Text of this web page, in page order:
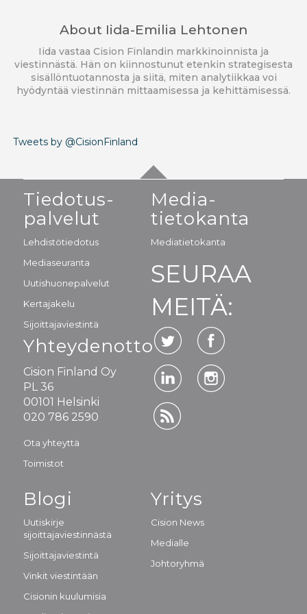
About Iida-Emilia Lehtonen
Iida vastaa Cision Finlandin markkinoinnista ja
viestinnästä. Hän on kiinnostunut etenkin strategisesta
sisällöntuotannosta ja siitä, miten analytiikkaa voi
hyödyntää viestinnän mittaamisessa ja kehittämisessä.
Tweets by @CisionFinland
Tiedotus-
palvelut
Lehdistötiedotus
Mediaseuranta
Uutishuonepalvelut
Kertajakelu
Sijoittajaviestintä
Yhteydenotto
Cision Finland Oy
PL 36
00101 Helsinki
020 786 2590
Ota yhteyttä
Toimistot
Media-
tietokanta
Mediatietokanta
SEURAA
MEITÄ:
Blogi
Uutiskirje
sijoittajaviestinnästä
Sijoittajaviestintä
Vinkit viestintään
Cisionin kuulumisia
Yritys
Cision News
Medialle
Johtoryhmä